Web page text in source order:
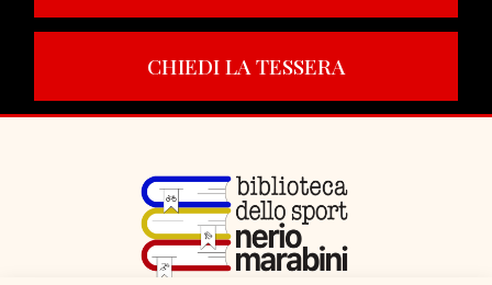
CHIEDI LA TESSERA